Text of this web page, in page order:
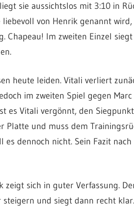
sie aussichtslos mit 3:10 in
von Henrik genannt
Chapeau! Im zweiten Einzel
heute leiden. Vitali verliert
im zweiten Spiel gegen
es Vitali vergönnt, den
Platte und muss dem
dennoch nicht. Sein Fazit
zeigt sich in guter Verfassung.
und siegt dann recht